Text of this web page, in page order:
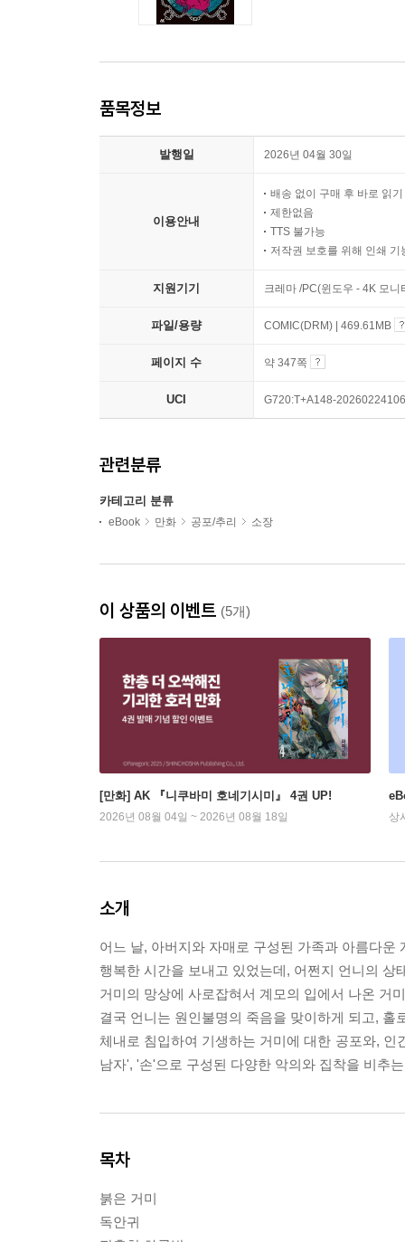
품목정보
발행일 2026년 04월 30일
이용안내
배송 없이 구매 후 바로 읽기
제한없음
TTS 불가능
저작권 보호를 위해 인쇄 기
지원기기 크레마 /PC(윈도우 - 4K 모
파일/용량 COMIC(DRM) | 469.61MB
페이지 수 약 347쪽
UCI G720:T+A148-
관련분류
카테고리 분류
eBook 만화 공포/추리 소장
이 상품의 이벤트 (5개)
[만화] AK 『니쿠바미 호네기시미』 4권 UP!
2026년 08월 04일 ~ 2026년 08월 18일 상
소개
어느 날, 아버지와 자매로 구성된 가족과 아름다운
행복한 시간을 보내고 있었는데, 어쩐지 언니의
거미의 망상에 사로잡혀서 계모의 입에서 나온 거
결국 언니는 원인불명의 죽음을 맞이하게 되고,
체내로 침입하여 기생하는 거미에 대한 공포와,
남자', '손'으로 구성된 다양한 악의와 집착을 비추
목차
붉은 거미
독안귀